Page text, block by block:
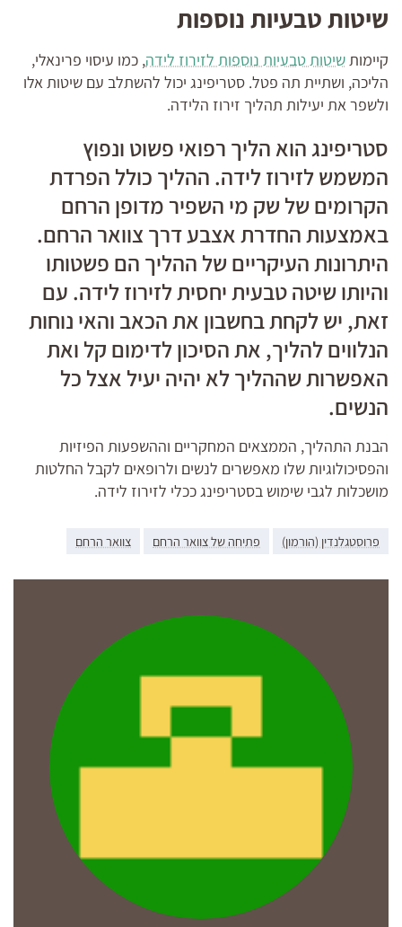
שיטות טבעיות נוספות
קיימותשיטות טבעיות נוספות לזירוז לידה, כמו עיסוי פרינאלי,
הליכה, ושתיית תה פטל. סטריפינג יכול להשתלב עם שיטות אלו
ולשפר את יעילות תהליך זירוז הלידה.
סטריפינג הוא הליך רפואי פשוט ונפוץ
המשמש לזירוז לידה. ההליך כולל הפרדת
הקרומים של שק מי השפיר מדופן הרחם
באמצעות החדרת אצבע דרך צוואר הרחם.
היתרונות העיקריים של ההליך הם פשטותו
והיותו שיטה טבעית יחסית לזירוז לידה. עם
זאת, יש לקחת בחשבון את הכאב והאי נוחות
הנלווים להליך, את הסיכון לדימום קל ואת
האפשרות שההליך לא יהיה יעיל אצל כל
הנשים.
הבנת התהליך, הממצאים המחקריים וההשפעות הפיזיות
והפסיכולוגיות שלו מאפשרים לנשים ולרופאים לקבל החלטות
מושכלות לגבי שימוש בסטריפינג ככלי לזירוז לידה.
פרוסטגלנדין (הורמון) פתיחה של צוואר הרחם צוואר הרחם